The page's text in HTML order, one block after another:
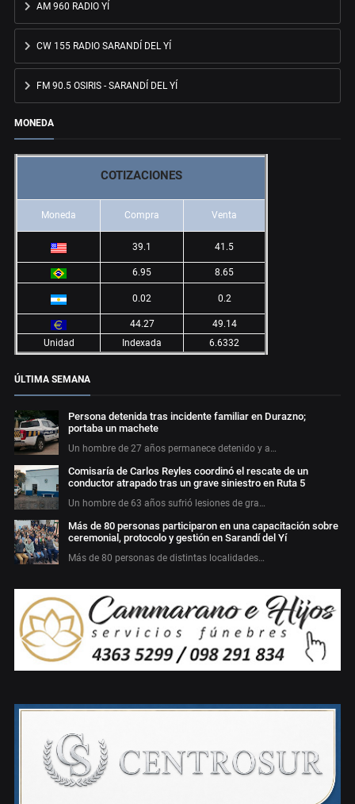
AM 960 RADIO YÍ
CW 155 RADIO SARANDÍ DEL YÍ
FM 90.5 OSIRIS - SARANDÍ DEL YÍ
MONEDA
COTIZACIONES
Moneda Compra Venta
39.1 41.5
6.95 8.65
0.02 0.2
44.27
49.14
Unidad
Indexada 6.6332
ÚLTIMA SEMANA
Persona detenida tras incidente familiar en Durazno;
portaba un machete
Un hombre de 27 años permanece detenido y a…
Comisaría de Carlos Reyles coordinó el rescate de un
conductor atrapado tras un grave siniestro en Ruta 5
Un hombre de 63 años sufrió lesiones de gra…
Más de 80 personas participaron en una capacitación sobre
ceremonial, protocolo y gestión en Sarandí del Yí
Más de 80 personas de distintas localidades…